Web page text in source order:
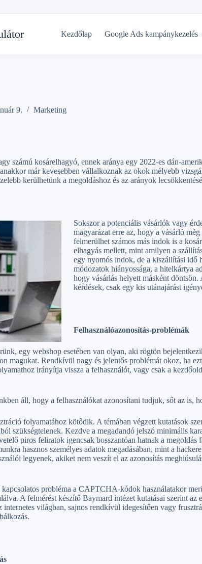
Kezdőlap Google Ads kampánykezelés
9. Marketing
számú kosárelhagyó, ennek aránya egy 2022-es dán-
már kevesebben vállalkoznak az okok mélyebb
kerülhetünk a megoldáshoz és az arányok
Sokszor a potenciális vásárlók vagy
magyarázat erre az, hogy a vásárló
felmerülhet számos más indok is a
elhagyás mellett, mint amilyen a
egy nyomós indok, de a kiszállítási idő
módozatok hiányossága, a hitelkártya
hogy vásárlás helyett másként
kérdések, csak egy kis utánajárást
Felhasználóazonosítás-problémák
egy webshop esetében van olyan, aki rögtön
magukat. Rendkívül nagy és jelentős problémát okoz, ha
irányítja vissza a felhasználót, vagy csak a
áll, hogy a felhasználókat azonosítani tudjuk, sőt az
folyamatához kötődik. A témában végzett kutatások
szükségtelenek. Kezdve a megadandó jelszó minimális
piros feliratok igencsak bosszantóan hatnak a
hasznos személyes adatok megadásában, mint a
legyenek, akiket nem veszít el az azonosítás
probléma a CAPTCHA-kódok használatakor
A felmérést készítő Baymard intézet kutatásai szerint
internetes világban, sajnos rendkívül idegesítően vagy